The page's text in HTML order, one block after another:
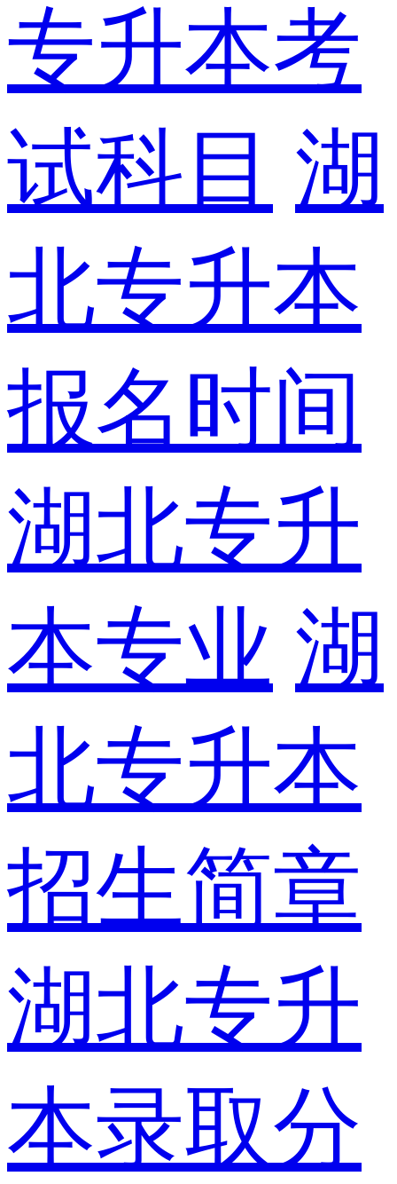
专升本考
试科目 湖
北专升本
报名时间
湖北专升
本专业 湖
北专升本
招生简章
湖北专升
本录取分